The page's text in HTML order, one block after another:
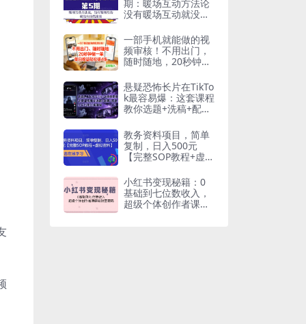
期：暖场互动方法论
没有暖场互动就没有
一部手机就能做的视
频审核！不用出门，
随时随地，20秒钟做
破4张【揭秘】
悬疑恐怖长片在TikTo
k最容易爆：这套课程
教你选题+洗稿+配
钱
教务资料项目，简单
复制，日入500元
【完整SOP教程+虚拟
小红书变现秘籍：0
基础到七位数收入，
超级个体创作者课解